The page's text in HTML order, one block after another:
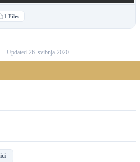
1 Files
Updated 26. svibnja 2020.